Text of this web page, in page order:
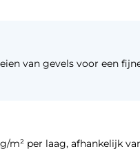
van gevels voor een
m² per laag, afhankelijk